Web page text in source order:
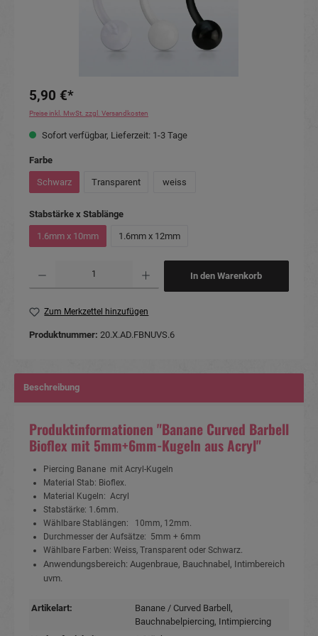
5,90 €*
Preise inkl. MwSt. zzgl. Versandkosten
Sofort verfügbar, Lieferzeit: 1-3 Tage
Farbeauswählen
Schwarz Transparent weiss
Stabstärke x Stablängeauswählen
1.6mm x 10mm 1.6mm x 12mm
In den Warenkorb
Zum Merkzettel hinzufügen
Produktnummer: 20.X.AD.FBNUVS.6
Beschreibung
Produktinformationen "Banane Curved Barbell
Bioflex mit 5mm+6mm-Kugeln aus Acryl"
Piercing Banane mit Acryl-Kugeln
Material Stab: Bioflex.
Material Kugeln: Acryl
Stabstärke: 1.6mm.
Wählbare Stablängen: 10mm, 12mm.
Durchmesser der Aufsätze: 5mm + 6mm
Wählbare Farben: Weiss, Transparent oder Schwarz.
Anwendungsbereich: Augenbraue, Bauchnabel, Intimbereich
uvm.
Artikelart: Banane / Curved Barbell ,
Bauchnabelpiercing, Intimpiercing